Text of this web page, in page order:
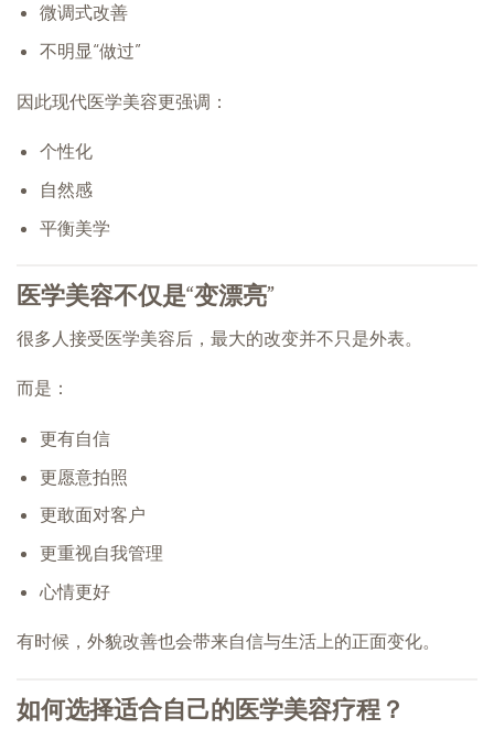
微调式改善
不明显“做过”
因此现代医学美容更强调：
个性化
自然感
平衡美学
医学美容不仅是“变漂亮”
很多人接受医学美容后，最大的改变并不只是外表。
而是：
更有自信
更愿意拍照
更敢面对客户
更重视自我管理
心情更好
有时候，外貌改善也会带来自信与生活上的正面变化。
如何选择适合自己的医学美容疗程？